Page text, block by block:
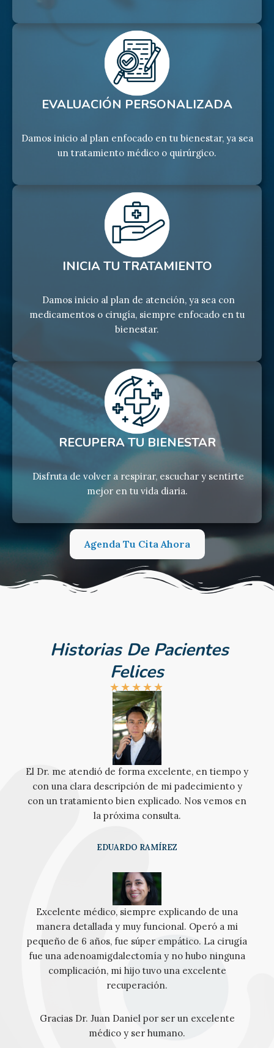
EVALUACIÓN PERSONALIZADA
Damos inicio al plan enfocado en tu bienestar, ya sea
un tratamiento médico o quirúrgico.
INICIA TU TRATAMIENTO
Damos inicio al plan de atención, ya sea con
medicamentos o cirugía, siempre enfocado en tu
bienestar.
RECUPERA TU BIENESTAR
Disfruta de volver a respirar, escuchar y sentirte
mejor en tu vida diaria.
Agenda Tu Cita Ahora
Historias De Pacientes
Felices
★★★★★
El Dr. me atendió de forma excelente, en tiempo y
con una clara descripción de mi padecimiento y
con un tratamiento bien explicado. Nos vemos en
la próxima consulta.
EDUARDO RAMÍREZ
Excelente médico, siempre explicando de una
manera detallada y muy funcional. Operó a mi
pequeño de 6 años, fue súper empático. La cirugía
fue una adenoamigdalectomía y no hubo ninguna
complicación, mi hijo tuvo una excelente
recuperación.
Gracias Dr. Juan Daniel por ser un excelente
médico y ser humano.